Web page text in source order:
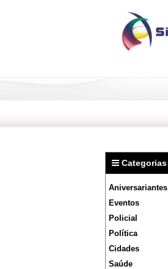
Categorias
Aniversariantes
Eventos
Policial
Política
Cidades
Saúde